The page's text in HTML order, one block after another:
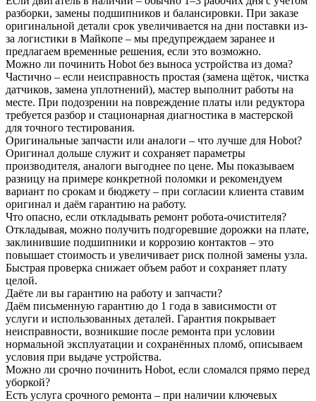
разборки, замены подшипников и балансировки. При заказе
оригинальной детали срок увеличивается на дни поставки из-
за логистики в Майкопе – мы предупреждаем заранее и
предлагаем временные решения, если это возможно.
Можно ли починить Hobot без выноса устройства из дома?
Частично – если неисправность простая (замена щёток, чистка
датчиков, замена уплотнений), мастер выполнит работы на
месте. При подозрении на повреждение платы или редуктора
требуется разбор и стационарная диагностика в мастерской
для точного тестирования.
Оригинальные запчасти или аналоги – что лучше для Hobot?
Оригинал дольше служит и сохраняет параметры
производителя, аналоги выгоднее по цене. Мы показываем
разницу на примере конкретной поломки и рекомендуем
вариант по срокам и бюджету – при согласии клиента ставим
оригинал и даём гарантию на работу.
Что опасно, если откладывать ремонт робота-очистителя?
Откладывая, можно получить подгоревшие дорожки на плате,
заклинившие подшипники и коррозию контактов – это
повышает стоимость и увеличивает риск полной замены узла.
Быстрая проверка снижает объем работ и сохраняет плату
целой.
Даёте ли вы гарантию на работу и запчасти?
Даём письменную гарантию до 1 года в зависимости от
услуги и использованных деталей. Гарантия покрывает
неисправности, возникшие после ремонта при условии
нормальной эксплуатации и сохранённых пломб, описываем
условия при выдаче устройства.
Можно ли срочно починить Hobot, если сломался прямо перед
уборкой?
Есть услуга срочного ремонта – при наличии ключевых